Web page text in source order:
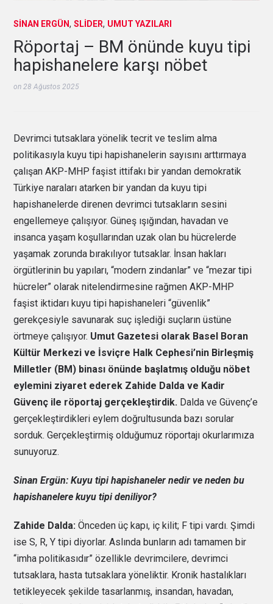
SINAN ERGÜN,SLIDER, UMUT YAZILARI
Röportaj – BM önünde kuyu tipi
hapishanelere karşı nöbet
on28 Ağustos 2025
Devrimci tutsaklara yönelik tecrit ve teslim alma
politikasıyla kuyu tipi hapishanelerin sayısını arttırmaya
çalışan AKP-MHP faşist ittifakı bir yandan demokratik
Türkiye naraları atarken bir yandan da kuyu tipi
hapishanelerde direnen devrimci tutsakların sesini
engellemeye çalışıyor. Güneş ışığından, havadan ve
insanca yaşam koşullarından uzak olan bu hücrelerde
yaşamak zorunda bırakılıyor tutsaklar. İnsan hakları
örgütlerinin bu yapıları, “modern zindanlar” ve “mezar tipi
hücreler” olarak nitelendirmesine rağmen AKP-MHP
faşist iktidarı kuyu tipi hapishaneleri “güvenlik”
gerekçesiyle savunarak suç işlediği suçların üstüne
örtmeye çalışıyor. Umut Gazetesi olarak Basel Boran
Kültür Merkezi ve İsviçre Halk Cephesi’nin Birleşmiş
Milletler (BM) binası önünde başlatmış olduğu nöbet
eylemini ziyaret ederek Zahide Dalda ve Kadir
Güvenç ile röportaj gerçekleştirdik. Dalda ve Güvenç’e
gerçekleştirdikleri eylem doğrultusunda bazı sorular
sorduk. Gerçekleştirmiş olduğumuz röportajı okurlarımıza
sunuyoruz.
Sinan Ergün: Kuyu tipi hapishaneler nedir ve neden bu
hapishanelere kuyu tipi deniliyor?
Zahide Dalda: Önceden üç kapı, iç kilit; F tipi vardı. Şimdi
ise S, R, Y tipi diyorlar. Aslında bunların adı tamamen bir
“imha politikasıdır” özellikle devrimcilere, devrimci
tutsaklara, hasta tutsaklara yöneliktir. Kronik hastalıkları
tetikleyecek şekilde tasarlanmış, insandan, havadan,